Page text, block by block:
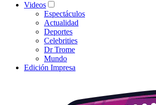
Videos
Espectáculos
Actualidad
Deportes
Celebrities
Dr Trome
Mundo
Edición Impresa